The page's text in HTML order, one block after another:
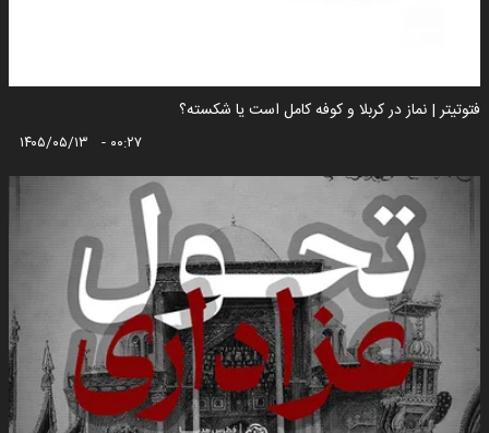
فتوتیتر | نماز در کربلا و کوفه کامل است یا شکسته؟
۱۴۰۵/۰۵/۱۳ - ۰۰:۲۷